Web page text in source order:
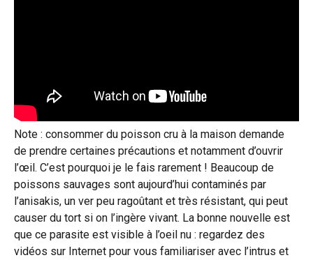
Note : consommer du poisson cru à la maison demande
de prendre certaines précautions et notamment d’ouvrir
l’œil. C’est pourquoi je le fais rarement ! Beaucoup de
poissons sauvages sont aujourd’hui contaminés par
l’anisakis, un ver peu ragoûtant et très résistant, qui peut
causer du tort si on l’ingère vivant. La bonne nouvelle est
que ce parasite est visible à l’oeil nu : regardez des
vidéos sur Internet pour vous familiariser avec l’intrus et